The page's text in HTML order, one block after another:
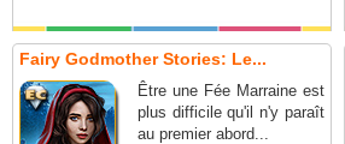
Fairy Godmother Stories: Le...
Être une Fée Marraine est
plus difficile qu'il n'y paraît
au premier abord...